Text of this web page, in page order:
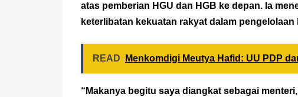
atas pemberian HGU dan HGB ke depan. Ia
keterlibatan kekuatan rakyat dalam pengelolaan
READ Menkomdigi Meutya Hafid: UU PDP
“Makanya begitu saya diangkat sebagai